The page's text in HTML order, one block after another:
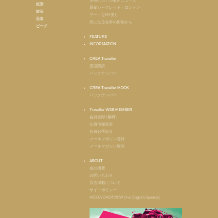
絶景
散策
温泉
ビーチ
最旬シークレット・ロンドン
アートなNY便り
気になる世界の街角から
FEATURE
INFORMATION
CREA Traveller
定期購読
バックナンバー
CREA Traveller MOOK
バックナンバー
Traveller WEB MEMBER
会員登録 (無料)
会員情報変更
各種お手続き
メールマガジン登録
メールマガジン解除
ABOUT
会社概要
お問い合わせ
広告掲載について
サイトポリシー
MEIDA OVERVIEW (For English Speaker)